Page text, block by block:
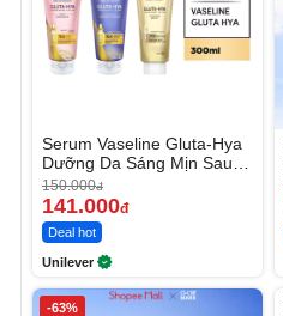
Serum Vaseline Gluta-Hya
Dưỡng Da Sáng Mịn Sau 7
Ngày
150.000đ
141.000đ
Deal hot
Unilever
-63%